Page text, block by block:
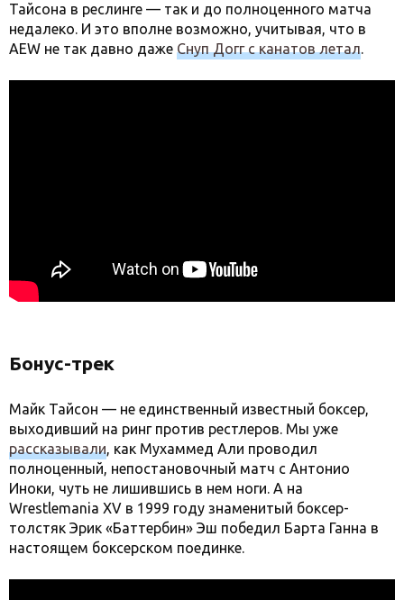
Тайсона в реслинге — так и до полноценного матча
недалеко. И это вполне возможно, учитывая, что в
AEW не так давно даже Снуп Догг с канатов летал.
Бонус-трек
Майк Тайсон — не единственный известный боксер,
выходивший на ринг против рестлеров. Мы уже
рассказывали, как Мухаммед Али проводил
полноценный, непостановочный матч с Антонио
Иноки, чуть не лишившись в нем ноги. А на
Wrestlemania XV в 1999 году знаменитый боксер-
толстяк Эрик «Баттербин» Эш победил Барта Ганна в
настоящем боксерском поединке.